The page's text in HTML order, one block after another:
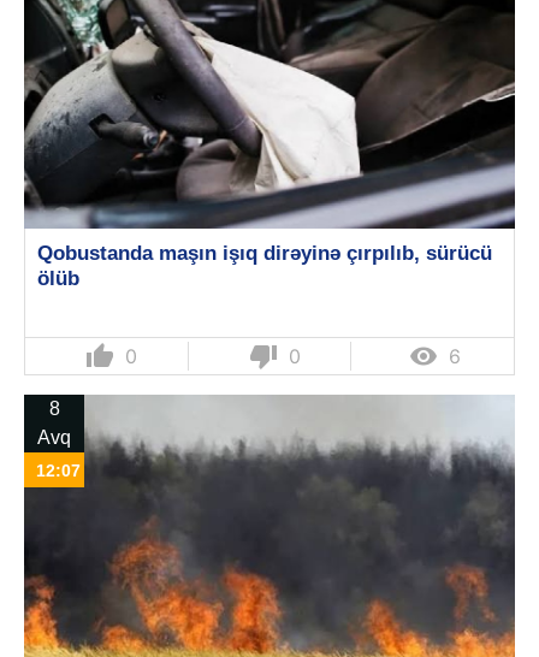
Qobustanda maşın işıq dirəyinə çırpılıb, sürücü
ölüb
thumb_up 0 thumb_down 0  6
8
Avq
12:07